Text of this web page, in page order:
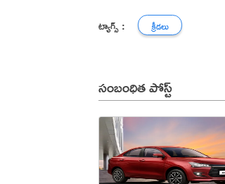
ట్యాగ్స్ : క్రీడలు
సంబంధిత పోస్ట్